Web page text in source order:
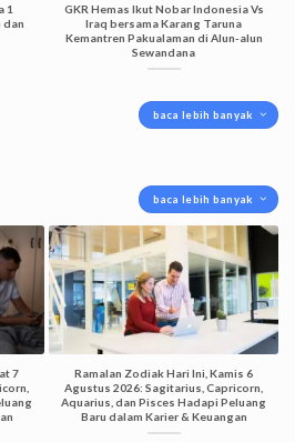
1
dan
GKR Hemas Ikut Nobar Indonesia Vs
Iraq bersama Karang Taruna
Kemantren Pakualaman di Alun-alun
Sewandana
baca lebih banyak
baca lebih banyak
7
Ramalan Zodiak Hari Ini, Kamis 6
Agustus 2026: Sagitarius, Capricorn,
Aquarius, dan Pisces Hadapi Peluang
Baru dalam Karier & Keuangan